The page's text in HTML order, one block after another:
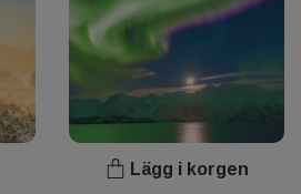
Lägg i korgen